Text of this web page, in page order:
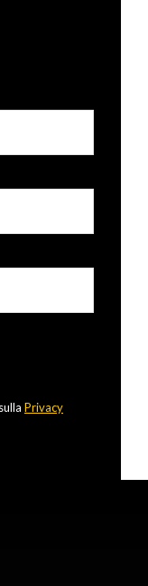
Privacy